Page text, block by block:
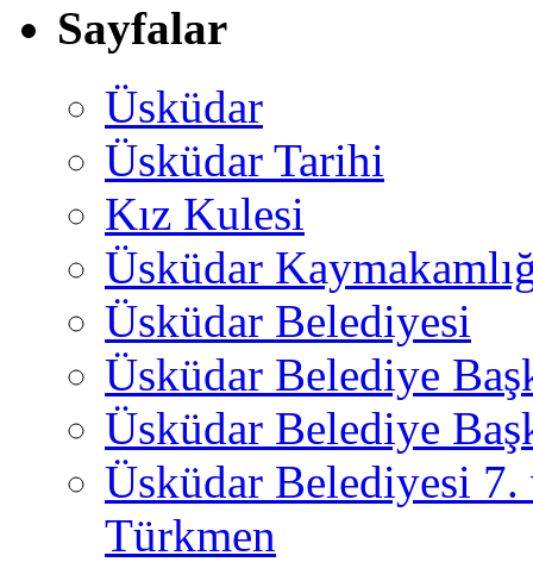
Sayfalar
Üsküdar
Üsküdar Tarihi
Kız Kulesi
Üsküdar
Üsküdar Belediyesi
Üsküdar Belediye
Üsküdar Belediye
Üsküdar Belediyesi
Türkmen